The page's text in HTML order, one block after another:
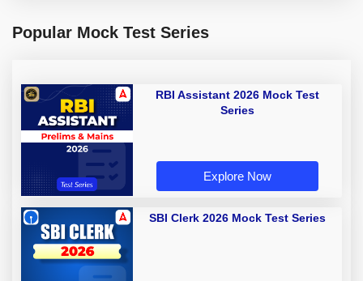
Popular Mock Test Series
RBI Assistant 2026 Mock Test
Series
Explore Now
SBI Clerk 2026 Mock Test Series